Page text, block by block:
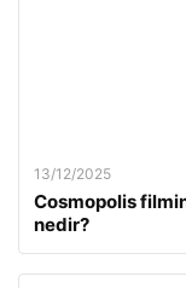
13/12/2025
Cosmopolis
nedir?